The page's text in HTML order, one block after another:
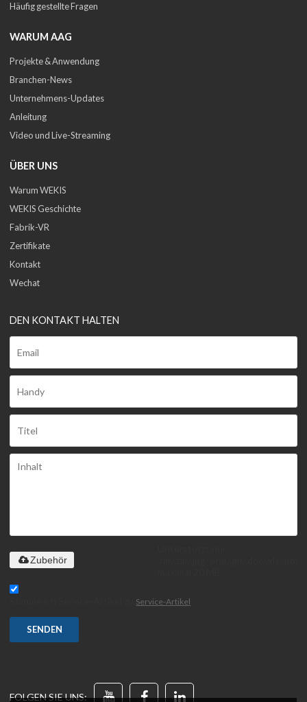
Häufig gestellte Fragen
WARUM AAG
Projekte & Anwendung
Branchen-News
Unternehmens-Updates
Anleitung
Video und Live-Streaming
ÜBER UNS
Warum WEKIS
WEKIS Geschichte
Fabrik-VR
Zertifikate
Kontakt
Wechat
DEN KONTAKT HALTEN
Zubehör
Service-Artikel
SENDEN
FOLGEN SIE UNS: